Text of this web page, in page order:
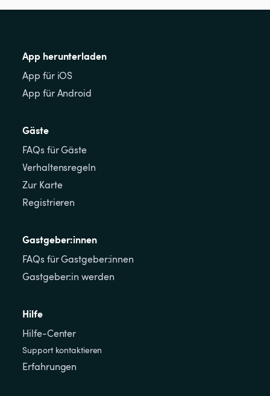
App herunterladen
App für iOS
App für Android
Gäste
FAQs für Gäste
Verhaltensregeln
Zur Karte
Registrieren
Gastgeber:innen
FAQs für Gastgeber:innen
Gastgeber:in werden
Hilfe
Hilfe-Center
Support kontaktieren
Erfahrungen